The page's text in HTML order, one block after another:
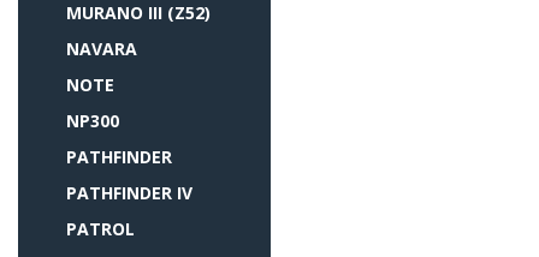
MURANO III (Z52)
NAVARA
NOTE
NP300
PATHFINDER
PATHFINDER IV
PATROL